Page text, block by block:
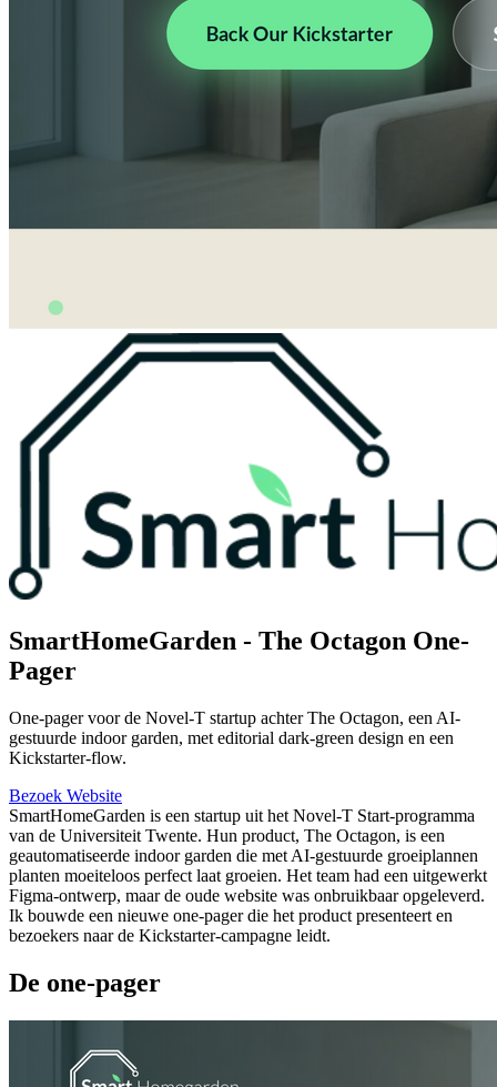
SmartHomeGarden - The Octagon One-
Pager
One-pager voor de Novel-T startup achter The Octagon, een AI-
gestuurde indoor garden, met editorial dark-green design en een
Kickstarter-flow.
Bezoek Website
SmartHomeGarden is een startup uit het Novel-T Start-programma
van de Universiteit Twente. Hun product, The Octagon, is een
geautomatiseerde indoor garden die met AI-gestuurde groeiplannen
planten moeiteloos perfect laat groeien. Het team had een uitgewerkt
Figma-ontwerp, maar de oude website was onbruikbaar opgeleverd.
Ik bouwde een nieuwe one-pager die het product presenteert en
bezoekers naar de Kickstarter-campagne leidt.
De one-pager